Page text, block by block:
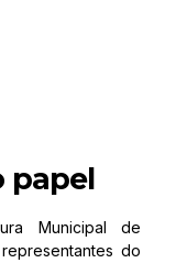
papel
Municipal de
do